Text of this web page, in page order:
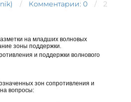
Комментарии: 0
2
на младших волновых
зоны поддержки.
и поддержки волнового
зон сопротивления и
вопросы: